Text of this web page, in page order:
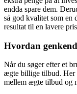
endda spare dem.
så god kvalitet som en
resultat til en lavere
Hvordan
Når du søger efter et
ægte billige tilbud. Her
mellem ægte tilbud og